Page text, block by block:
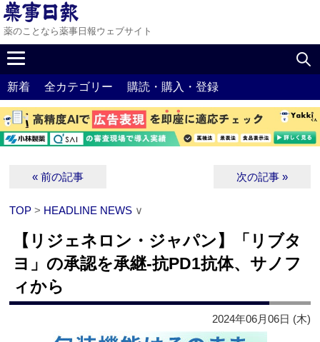
薬のことなら薬事日報ウェブサイト
新着 全カテゴリー 購読・購入・登録
« 前の記事 次の記事 »
TOP > HEADLINE NEWS ∨
【リジェネロン・ジャパン】「リブタ
ヨ」の承認を承継‐抗PD1抗体、サノフ
ィから
2024年06月06日 (木)